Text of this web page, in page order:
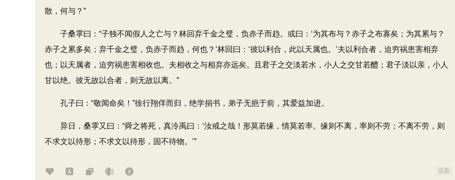
散，何与？​”
子桑雽曰：​“子独不闻假人之亡与？林回弃千金之璧，负赤子而趋。或曰：‘为其布与？赤子之布寡矣；为其累与？
赤子之累多矣；弃千金之璧，负赤子而趋，何也？’林回曰：‘彼以利合，此以天属也。’夫以利合者，迫穷祸患害相弃
也；以天属者，迫穷祸患害相收也。夫相收之与相弃亦远矣。且君子之交淡若水，小人之交甘若醴；君子淡以亲，小人
甘以绝。彼无故以合者，则无故以离。​”
孔子曰：​“敬闻命矣！”徐行翔佯而归，绝学捐书，弟子无挹于前，其爱益加进。
异日，桑雽又曰：​“舜之将死，真泠禹曰：‘汝戒之哉！形莫若缘，情莫若率。缘则不离，率则不劳；不离不劳，则
不求文以待形；不求文以待形，固不待物。’”
完善